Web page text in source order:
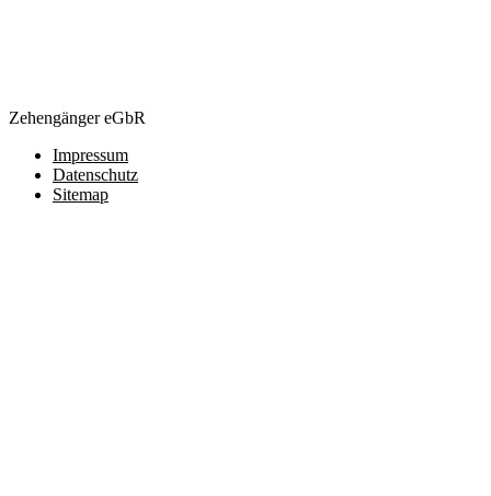
Zehengänger eGbR
Impressum
Datenschutz
Sitemap